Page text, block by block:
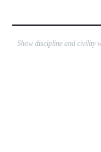
Show discipline and civility